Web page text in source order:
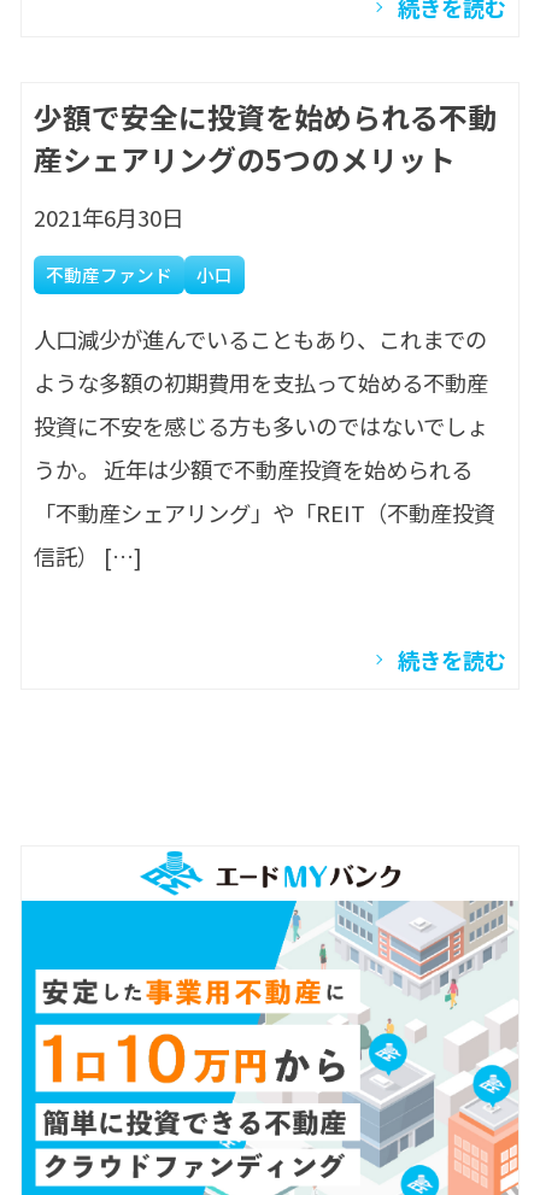
続きを読む
少額で安全に投資を始められる不動
産シェアリングの5つのメリット
2021年6月30日
不動産ファンド 小口
人口減少が進んでいることもあり、これまでの
ような多額の初期費用を支払って始める不動産
投資に不安を感じる方も多いのではないでしょ
うか。 近年は少額で不動産投資を始められる
「不動産シェアリング」や「REIT（不動産投資
信託） […]
続きを読む